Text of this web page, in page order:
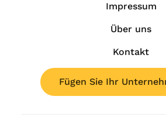
Impressum
Über uns
Kontakt
Fügen Sie Ihr